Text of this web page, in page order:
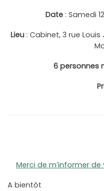
Date : Samedi
Lieu : Cabinet, 3 rue
6 personnes
Merci de m’informer
A bientôt